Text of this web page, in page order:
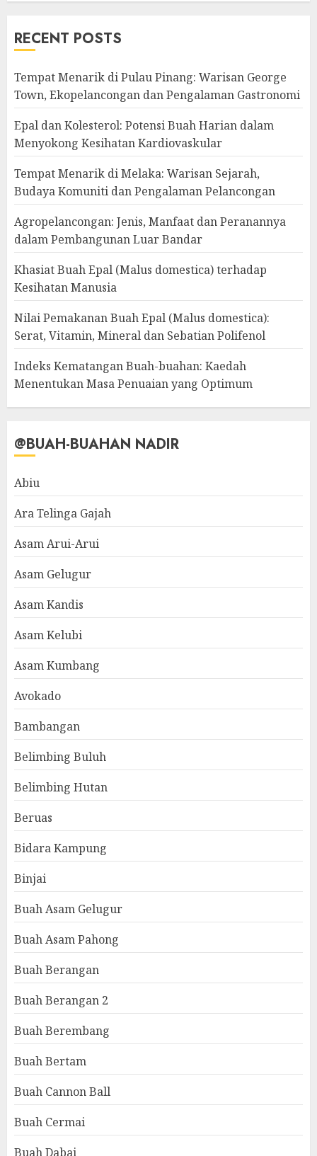
RECENT POSTS
Tempat Menarik di Pulau Pinang: Warisan George
Town, Ekopelancongan dan Pengalaman Gastronomi
Epal dan Kolesterol: Potensi Buah Harian dalam
Menyokong Kesihatan Kardiovaskular
Tempat Menarik di Melaka: Warisan Sejarah,
Budaya Komuniti dan Pengalaman Pelancongan
Agropelancongan: Jenis, Manfaat dan Peranannya
dalam Pembangunan Luar Bandar
Khasiat Buah Epal (Malus domestica) terhadap
Kesihatan Manusia
Nilai Pemakanan Buah Epal (Malus domestica):
Serat, Vitamin, Mineral dan Sebatian Polifenol
Indeks Kematangan Buah-buahan: Kaedah
Menentukan Masa Penuaian yang Optimum
@BUAH-BUAHAN NADIR
Abiu
Ara Telinga Gajah
Asam Arui-Arui
Asam Gelugur
Asam Kandis
Asam Kelubi
Asam Kumbang
Avokado
Bambangan
Belimbing Buluh
Belimbing Hutan
Beruas
Bidara Kampung
Binjai
Buah Asam Gelugur
Buah Asam Pahong
Buah Berangan
Buah Berangan 2
Buah Berembang
Buah Bertam
Buah Cannon Ball
Buah Cermai
Buah Dabai